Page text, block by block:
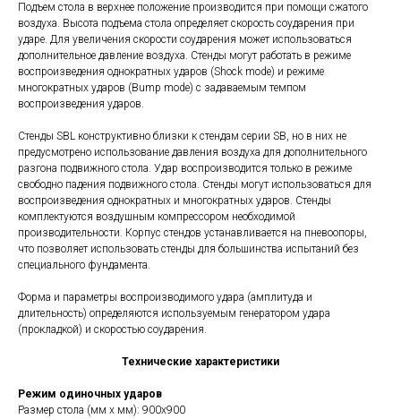
Подъем стола в верхнее положение производится при помощи сжатого
воздуха. Высота подъема стола определяет скорость соударения при
ударе. Для увеличения скорости соударения может использоваться
дополнительное давление воздуха. Стенды могут работать в режиме
воспроизведения однократных ударов (Shock mode) и режиме
многократных ударов (Bump mode) с задаваемым темпом
воспроизведения ударов.
Стенды SBL конструктивно близки к стендам серии SB, но в них не
предусмотрено использование давления воздуха для дополнительного
разгона подвижного стола. Удар воспроизводится только в режиме
свободно падения подвижного стола. Стенды могут использоваться для
воспроизведения однократных и многократных ударов. Стенды
комплектуются воздушным компрессором необходимой
производительности. Корпус стендов устанавливается на пневоопоры,
что позволяет использовать стенды для большинства испытаний без
специального фундамента.
Форма и параметры воспроизводимого удара (амплитуда и
длительность) определяются используемым генератором удара
(прокладкой) и скоростью соударения.
Технические характеристики
Режим одиночных ударов
Размер стола (мм х мм): 900x900